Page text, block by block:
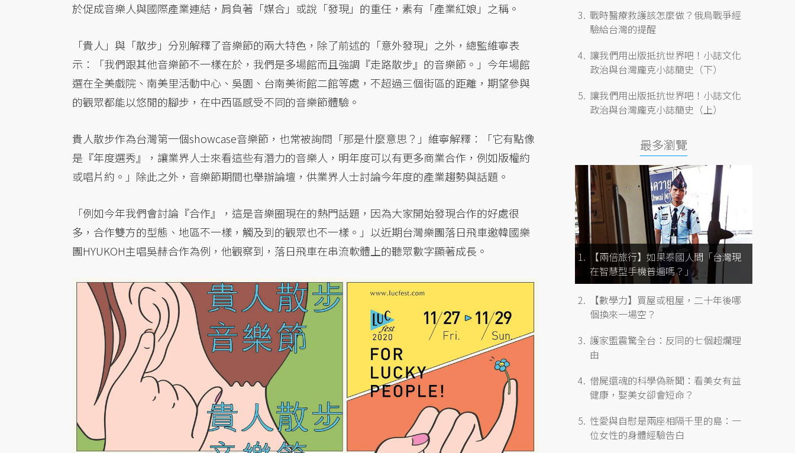
於促成音樂人與國際產業連結，肩負著「媒合」或說「發現」的重任，素有「產業紅娘」之稱。
「貴人」與「散步」分別解釋了音樂節的兩大特色，除了前述的「意外發現」之外，總監維寧表
示：「我們跟其他音樂節不一樣在於，我們是多場館而且強調『走路散步』的音樂節。」今年場館
選在全美戲院、南美里活動中心、吳園、台南美術館二館等處，不超過三個街區的距離，期望參與
的觀眾都能以悠閒的腳步，在中西區感受不同的音樂節體驗。
貴人散步作為台灣第一個showcase音樂節，也常被詢問「那是什麼意思？」維寧解釋：「它有點像
是『年度選秀』，讓業界人士來看這些有潛力的音樂人，明年度可以有更多商業合作，例如版權約
或唱片約。」除此之外，音樂節期間也舉辦論壇，供業界人士討論今年度的產業趨勢與話題。
「例如今年我們會討論『合作』，這是音樂圈現在的熱門話題，因為大家開始發現合作的好處很
多，合作雙方的型態、地區不一樣，觸及到的觀眾也不一樣。」以近期台灣樂團落日飛車邀韓國樂
團HYUKOH主唱吳赫合作為例，他觀察到，落日飛車在串流軟體上的聽眾數字顯著成長。
戰時醫療救護該怎麼做？俄烏戰爭經
驗給台灣的提醒
讓我們用出版抵抗世界吧！小誌文化
政治與台灣龐克小誌簡史（下）
讓我們用出版抵抗世界吧！小誌文化
政治與台灣龐克小誌簡史（上）
最多瀏覽
【兩倍旅行】如果泰國人問「台灣現
在智慧型手機普遍嗎？」
【數學力】買屋或租屋，二十年後哪
個換來一場空？
護家盟震驚全台：反同的七個超爛理
由
借屍還魂的科學偽新聞：看美女有益
健康，娶美女卻會短命？
性愛與自慰是兩座相隔千里的島：一
位女性的身體經驗告白